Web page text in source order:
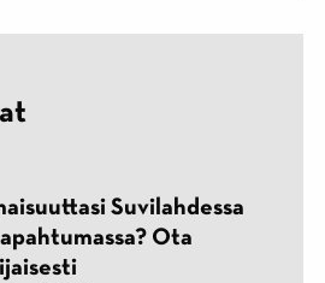
Suvilahdessa
Ota